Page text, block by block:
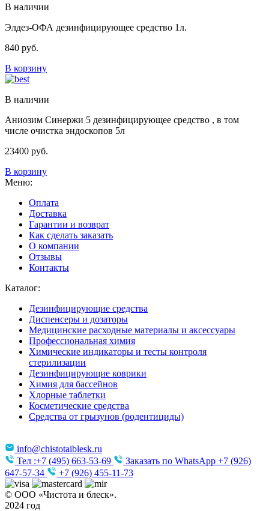
В наличии
Элдез-ОФА дезинфицирующее средство 1л.
840 руб.
В корзину
В наличии
Аниозим Синержи 5 дезинфицирующее средство , в том
числе очистка эндоскопов 5л
23400 руб.
В корзину
Меню:
Оплата
Доставка
Гарантии и возврат
Как сделать заказать
О компании
Отзывы
Контакты
Каталог:
Дезинфицирующие средства
Диспенсеры и дозаторы
Медицинские расходные материалы и аксессуары
Профессиональная химия
Химические индикаторы и тесты контроля
стерилизации
Дезинфицирующие коврики
Химия для бассейнов
Хлорные таблетки
Косметические средства
Средства от грызунов (родентициды)
info@chistotaiblesk.ru
Тел :+7 (495) 663-53-69
Заказать по WhatsApp +7 (926)
647-57-34
+7 (926) 455-11-73
© ООО «Чистота и блеск».
2024 год